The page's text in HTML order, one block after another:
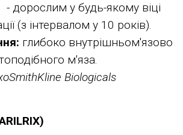
у будь-якому віці
(з інтервалом у 10 років).
глибоко внутрішньом'язово
м'яза.
Biologicals